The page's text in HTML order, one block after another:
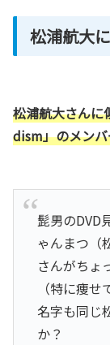
松浦航大
松浦航大さんに
dism」のメン
髭男のDVD
ゃんまつ（
さんがちょ
（特に痩せ
名字も同じ
か？